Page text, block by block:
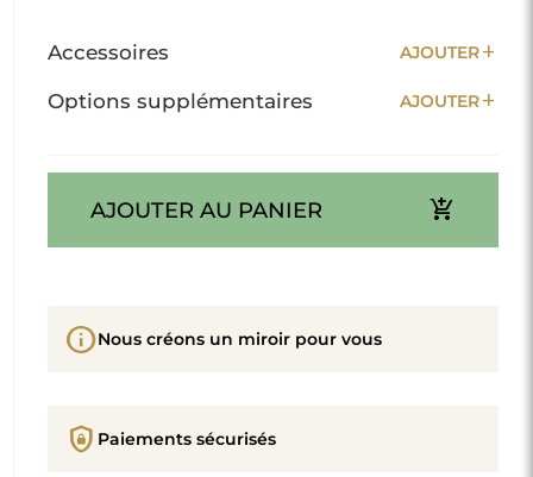
Accessoires AJOUTERadd
Options supplémentaires AJOUTERadd
AJOUTER AU PANIER add_shopping_cart
infoNous créons un miroir pour vous
shield_lock Paiements sécurisés